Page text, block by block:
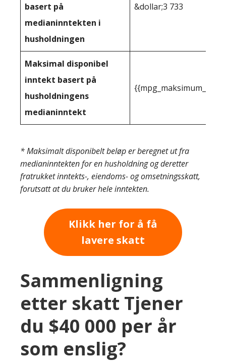
basert på
medianinntekten i
husholdningen
&dollar;3 733
Maksimal disponibel
inntekt basert på
husholdningens
medianinntekt
* Maksimalt disponibelt beløp er beregnet ut fra
medianinntekten for en husholdning og deretter
fratrukket inntekts-, eiendoms- og omsetningsskatt,
forutsatt at du bruker hele inntekten.
Klikk her for å få
lavere skatt
Sammenligning
etter skatt Tjener
du $40 000 per år
som enslig?